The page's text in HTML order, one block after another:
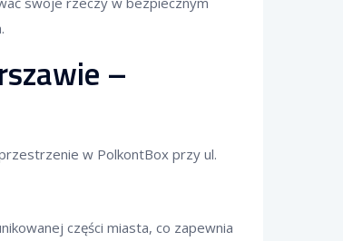
–
w PolkontBox przy ul.
części miasta, co zapewnia